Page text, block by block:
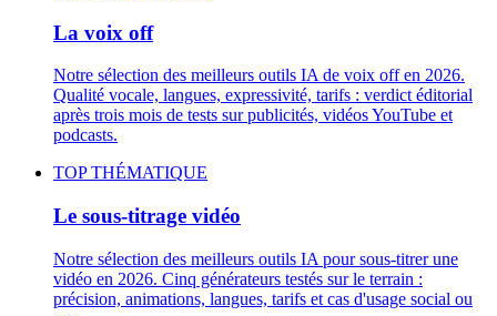
La voix off
Notre sélection des meilleurs outils IA de voix off en 2026.
Qualité vocale, langues, expressivité, tarifs : verdict éditorial
après trois mois de tests sur publicités, vidéos YouTube et
podcasts.
TOP THÉMATIQUE
Le sous-titrage vidéo
Notre sélection des meilleurs outils IA pour sous-titrer une
vidéo en 2026. Cinq générateurs testés sur le terrain :
précision, animations, langues, tarifs et cas d'usage social ou